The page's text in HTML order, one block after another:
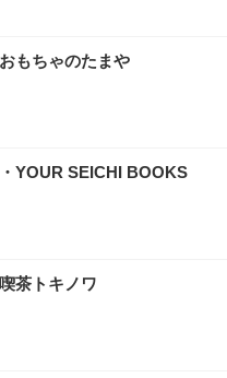
もちゃのたまや
YOUR SEICHI BOOKS
茶トキノワ